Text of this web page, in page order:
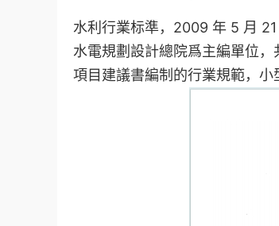
水利行業标準，2009 年 5 月
水電規劃設計總院爲主編單位
項目建議書編制的行業規範，小